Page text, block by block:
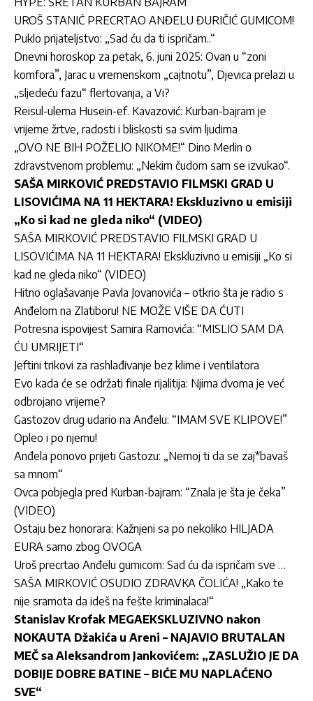
UROŠ STANIĆ PRECRTAO ANĐELU ĐURIČIĆ GUMICOM!
Puklo prijateljstvo: „Sad ću da ti ispričam..“
Dnevni horoskop za petak, 6. juni 2025: Ovan u “zoni
komfora”, Jarac u vremenskom „cajtnotu”, Djevica prelazi u
„sljedeću fazu“ flertovanja, a Vi?
Reisul-ulema Husein-ef. Kavazović: Kurban-bajram je
vrijeme žrtve, radosti i bliskosti sa svim ljudima
„OVO NE BIH POŽELIO NIKOME!“ Dino Merlin o
zdravstvenom problemu: „Nekim čudom sam se izvukao“.
SAŠA MIRKOVIĆ PREDSTAVIO FILMSKI GRAD U
LISOVIĆIMA NA 11 HEKTARA! Ekskluzivno u emisiji
„Ko si kad ne gleda niko“ (VIDEO)
SAŠA MIRKOVIĆ PREDSTAVIO FILMSKI GRAD U
LISOVIĆIMA NA 11 HEKTARA! Ekskluzivno u emisiji „Ko si
kad ne gleda niko“ (VIDEO)
Hitno oglašavanje Pavla Jovanovića – otkrio šta je radio s
Anđelom na Zlatiboru! NE MOŽE VIŠE DA ĆUTI
Potresna ispovijest Samira Ramovića: “MISLIO SAM DA
ĆU UMRIJETI“
Jeftini trikovi za rashlađivanje bez klime i ventilatora
Evo kada će se održati finale rijalitija: Njima dvoma je već
odbrojano vrijeme?
Gastozov drug udario na Anđelu: “IMAM SVE KLIPOVE!”
Opleo i po njemu!
Anđela ponovo prijeti Gastozu: „Nemoj ti da se zaj*bavaš
sa mnom“
Ovca pobjegla pred Kurban-bajram: “Znala je šta je čeka”
(VIDEO)
Ostaju bez honorara: Kažnjeni sa po nekoliko HILJADA
EURA samo zbog OVOGA
Uroš precrtao Anđelu gumicom: Sad ću da ispričam sve …
SAŠA MIRKOVIĆ OSUDIO ZDRAVKA ČOLIĆA! „Kako te
nije sramota da ideš na fešte kriminalaca!“
Stanislav Krofak MEGAEKSKLUZIVNO nakon
NOKAUTA Džakića u Areni – NAJAVIO BRUTALAN
MEČ sa Aleksandrom Jankovićem: „ZASLUŽIO JE DA
DOBIJE DOBRE BATINE – BIĆE MU NAPLAĆENO
SVE“